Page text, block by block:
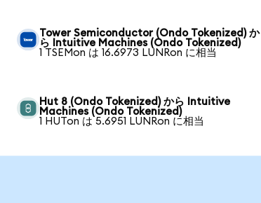
Tower Semiconductor (Ondo Tokenized) か
ら Intuitive Machines (Ondo Tokenized)
1 TSEMon は 16.6973 LUNRon に相当
Hut 8 (Ondo Tokenized) から Intuitive
Machines (Ondo Tokenized)
1 HUTon は 5.6951 LUNRon に相当